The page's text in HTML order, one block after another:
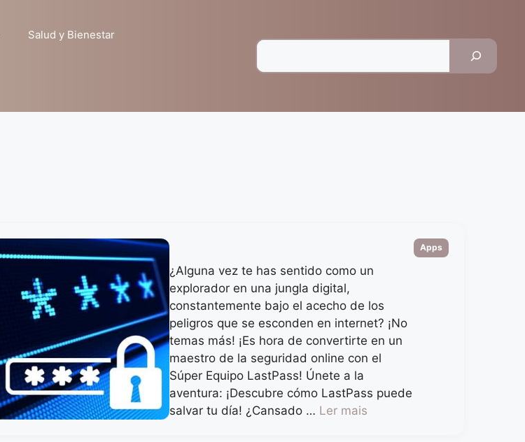
Salud y Bienestar
¿Alguna vez te has sentido como un
explorador en una jungla digital,
constantemente bajo el acecho de los
peligros que se esconden en internet? ¡No
temas más! ¡Es hora de convertirte en un
maestro de la seguridad online con el
Súper Equipo LastPass! Únete a la
aventura: ¡Descubre cómo LastPass puede
salvar tu día! ¿Cansado … Ler mais
Categorias
Apps